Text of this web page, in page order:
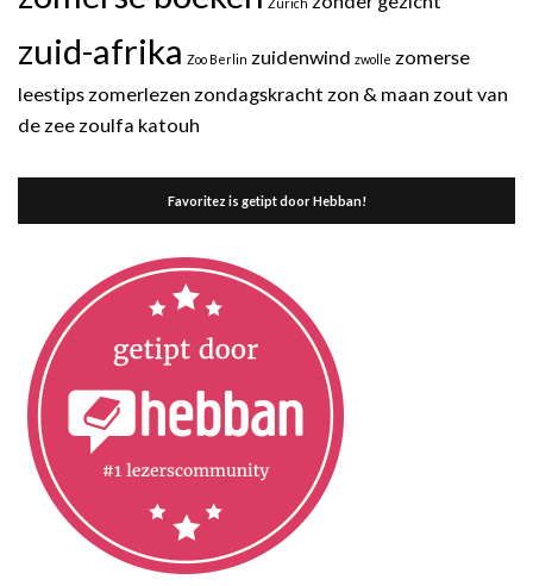
zuid-afrika Zoo Berlin zuidenwind zwolle zomerse
leestips zomerlezen zondagskracht zon & maan zout van
de zee zoulfa katouh
Favoritez is getipt door Hebban!